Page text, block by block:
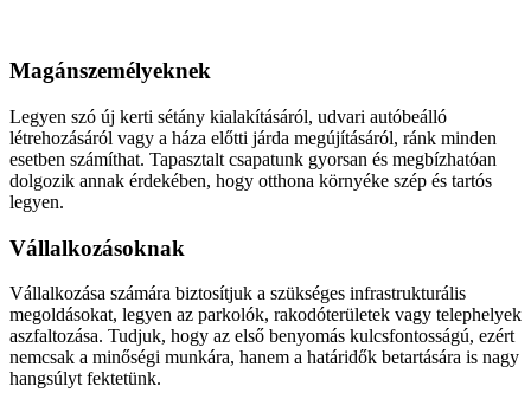
Magánszemélyeknek
Legyen szó új kerti sétány kialakításáról, udvari autóbeálló
létrehozásáról vagy a háza előtti járda megújításáról, ránk minden
esetben számíthat. Tapasztalt csapatunk gyorsan és megbízhatóan
dolgozik annak érdekében, hogy otthona környéke szép és tartós
legyen.
Vállalkozásoknak
Vállalkozása számára biztosítjuk a szükséges infrastrukturális
megoldásokat, legyen az parkolók, rakodóterületek vagy telephelyek
aszfaltozása. Tudjuk, hogy az első benyomás kulcsfontosságú, ezért
nemcsak a minőségi munkára, hanem a határidők betartására is nagy
hangsúlyt fektetünk.